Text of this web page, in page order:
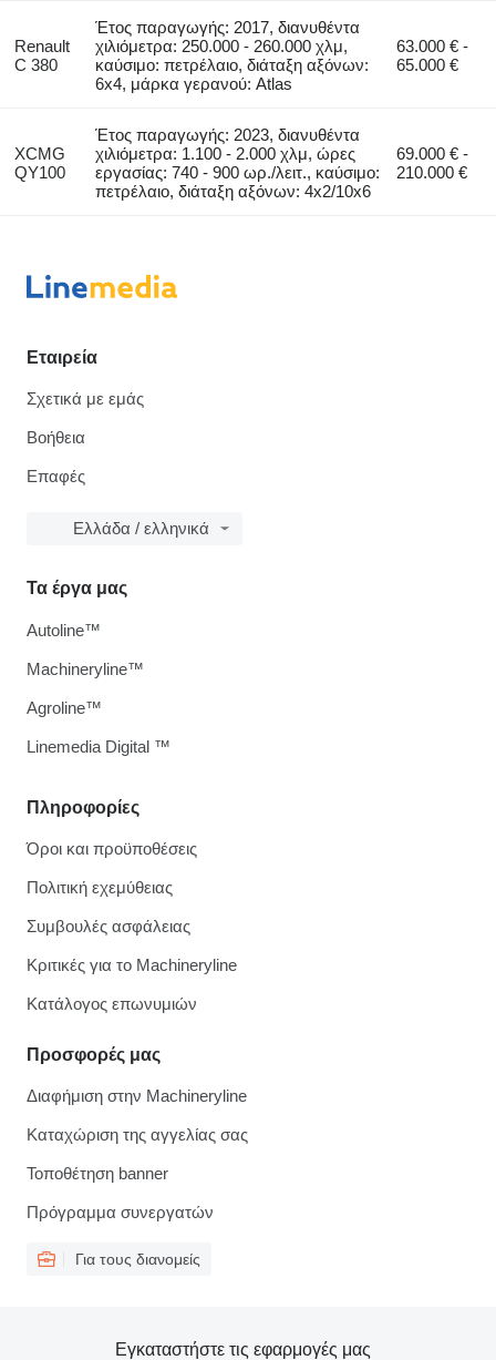
Renault
C 380
Έτος παραγωγής: 2017, διανυθέντα
χιλιόμετρα: 250.000 - 260.000 χλμ,
καύσιμο: πετρέλαιο, διάταξη αξόνων:
6x4, μάρκα γερανού: Atlas
63.000 € -
65.000 €
XCMG
QY100
Έτος παραγωγής: 2023, διανυθέντα
χιλιόμετρα: 1.100 - 2.000 χλμ, ώρες
εργασίας: 740 - 900 ωρ./λειτ., καύσιμο:
πετρέλαιο, διάταξη αξόνων: 4x2/10x6
69.000 € -
210.000 €
Εταιρεία
Σχετικά με εμάς
Βοήθεια
Επαφές
Ελλάδα / ελληνικά
Πληροφορίες
Όροι και προϋποθέσεις
Πολιτική εχεμύθειας
Συμβουλές ασφάλειας
Κριτικές για το Machineryline
Κατάλογος επωνυμιών
Προσφορές μας
Διαφήμιση στην Machineryline
Καταχώριση της αγγελίας σας
Τοποθέτηση banner
Πρόγραμμα συνεργατών
Για τους διανομείς
Τα έργα μας
Autoline™
Machineryline™
Agroline™
Linemedia Digital ™
Εγκαταστήστε τις εφαρμογές μας